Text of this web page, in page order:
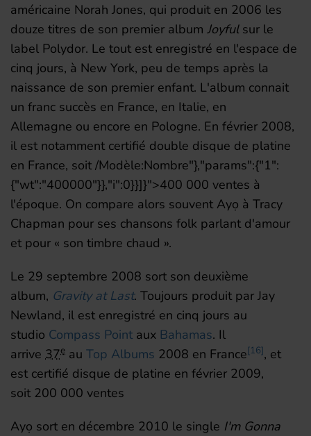
américaine Norah Jones, qui produit en 2006 les
douze titres de son premier album Joyfulsur le
label Polydor. Le tout est enregistré en l'espace de
cinq jours, à New York, peu de temps après la
naissance de son premier enfant. L'album connait
un franc succès en France, en Italie, en
Allemagne ou encore en Pologne. En février 2008,
il est notamment certifié double disque de platine
en France, soit /Modèle:Nombre"},"params":{"1":
{"wt":"400000"}},"i":0}}]}">400 000 ventes à
l'époque. On compare alors souvent Ayọ à Tracy
Chapman pour ses chansons folk parlant d'amour
et pour « son timbre chaud ».
Le 29 septembre 2008 sort son deuxième
album, Gravity at Last. Toujours produit par Jay
Newland, il est enregistré en cinq jours au
studio Compass Point aux Bahamas. Il
arrive 37e au Top Albums 2008 en France[16], et
est certifié disque de platine en février 2009,
soit 200 000 ventes
Ayọ sort en décembre 2010 le single I'm Gonna